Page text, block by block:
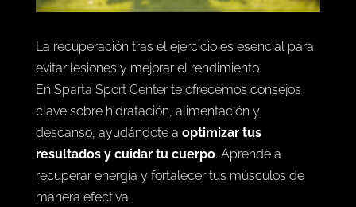
La recuperación tras el ejercicio es esencial para
evitar lesiones y mejorar el rendimiento.
En Sparta Sport Centerte ofrecemos consejos
clave sobre hidratación, alimentación y
descanso, ayudándote a optimizar tus
resultados y cuidar tu cuerpo. Aprende a
recuperar energía y fortalecer tus músculos de
manera efectiva.